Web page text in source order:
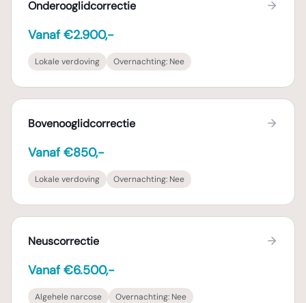
Onderooglidcorrectie
Vanaf €2.900,-
Lokale verdoving Overnachting: Nee
Bovenooglidcorrectie
Vanaf €850,-
Lokale verdoving Overnachting: Nee
Neuscorrectie
Vanaf €6.500,-
Algehele narcose Overnachting: Nee